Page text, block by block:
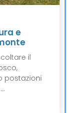
e
il
postazioni